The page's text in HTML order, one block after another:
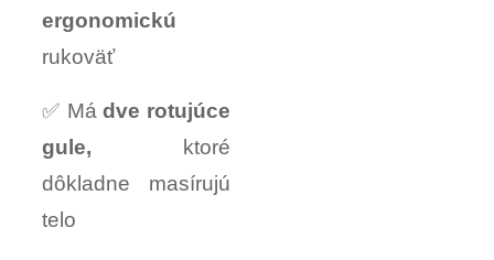
ergonomickú
rukoväť
✅ Mádve rotujúce
gule, ktoré
dôkladne masírujú
telo